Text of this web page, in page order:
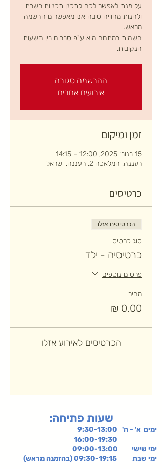
על מנת לאפשר לכם לתכנן תכניות בשבת
ולהנות מחוויה טובה אנו מאפשרים הרשמה
השהות במתחם היא ע"פ סבבים בין השעות
הנקובות.
ההרשמה סגורה
אירועים אחרים
זמן ומיקום
15 בנוב׳ 2025, 12:00 – 14:15
רעננה, המלאכה 2, רעננה, ישראל
כרטיסים
הכרטיסים אזלו
סוג כרטיס
כרטיסיה - ילד
פרטים נוספים
מחיר
הכרטיסים לאירוע אזלו
:שעות פתיחה
ימים א' - ה' 9:30-13:00
ימי שישי 09:00-13:00
ימי שבת 09:30-19:15 (בהזמנה מראש)